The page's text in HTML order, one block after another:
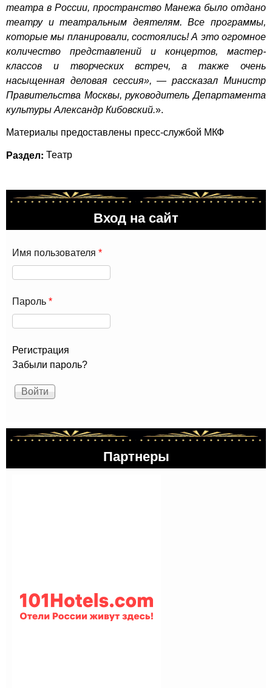
театра в России, пространство Манежа было отдано
театру и театральным деятелям. Все программы,
которые мы планировали, состоялись! А это огромное
количество представлений и концертов, мастер-
классов и творческих встреч, а также очень
насыщенная деловая сессия», — рассказал Министр
Правительства Москвы, руководитель Департамента
культуры Александр Кибовский.».
Материалы предоставлены пресс-службой МКФ
Раздел: Театр
Вход на сайт
Имя пользователя *
Пароль *
Регистрация
Забыли пароль?
Партнеры